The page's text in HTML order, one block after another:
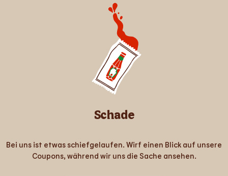
Schade
Bei uns ist etwas schiefgelaufen. Wirf einen Blick auf unsere
Coupons, während wir uns die Sache ansehen.